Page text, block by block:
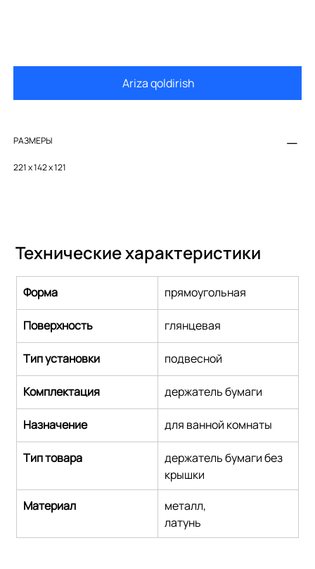
Ariza qoldirish
РАЗМЕРЫ
221 x 142 x 121
Технические характеристики
Форма прямоугольная
Поверхность глянцевая
Тип установки подвесной
Комплектация держатель бумаги
Назначение для ванной комнаты
Тип товара
держатель бумаги без
крышки
Материал
металл,
латунь